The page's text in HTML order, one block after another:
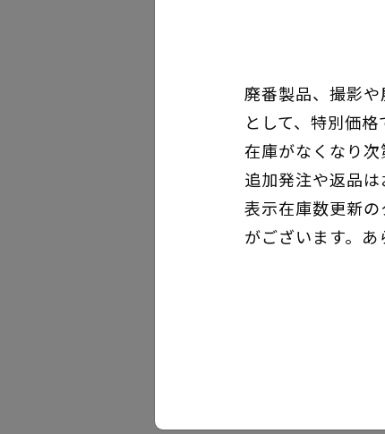
廃番製品、撮影
として、特別価格
在庫がなくなり次
追加発注や返品は
表示在庫数更新
がございます。あ